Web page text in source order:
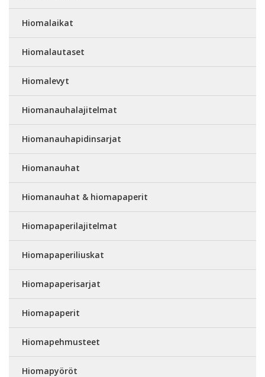
Hiomalaikat
Hiomalautaset
Hiomalevyt
Hiomanauhalajitelmat
Hiomanauhapidinsarjat
Hiomanauhat
Hiomanauhat & hiomapaperit
Hiomapaperilajitelmat
Hiomapaperiliuskat
Hiomapaperisarjat
Hiomapaperit
Hiomapehmusteet
Hiomapyöröt